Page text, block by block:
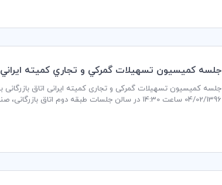
جلسه كميسيون تسهيلات گمركي و تجاري كميته ايراني ICC
04/02/1396 ساعت 14:30 در سالن جلسات طبقه دوم اتاق بازرگانی، صنایع، معادن و کشاورزی ایران برگزار می گردد.